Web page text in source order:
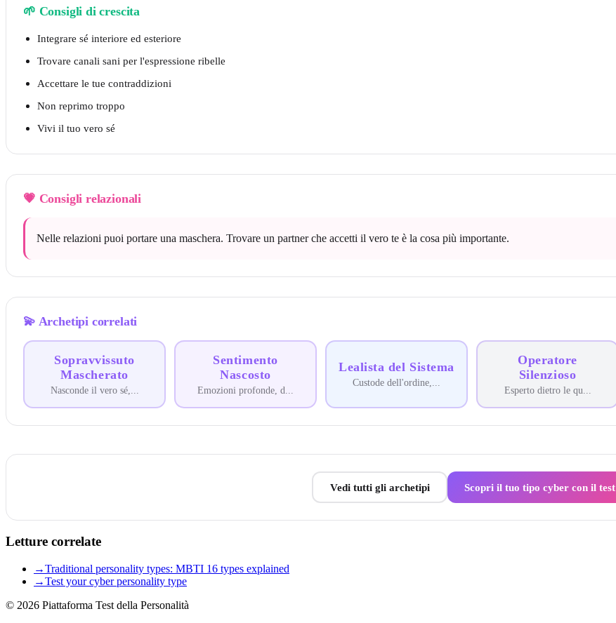
🌱 Consigli di crescita
Integrare sé interiore ed esteriore
Trovare canali sani per l'espressione ribelle
Accettare le tue contraddizioni
Non reprimo troppo
Vivi il tuo vero sé
💗 Consigli relazionali
Nelle relazioni puoi portare una maschera. Trovare un partner che accetti il vero te è la cosa più importante.
💫 Archetipi correlati
Sopravvissuto
Mascherato
Nasconde il vero sé,
Sentimento
Nascosto
Emozioni profonde, d
Lealista del Sistema
Custode dell'ordine,...
Operatore
Silenzioso
Esperto dietro le qu
Vedi tutti gli archetipi Scopri il tuo tipo cyber con il test
Letture correlate
→Traditional personality types: MBTI 16 types explained
→Test your cyber personality type
© 2026 Piattaforma Test della Personalità